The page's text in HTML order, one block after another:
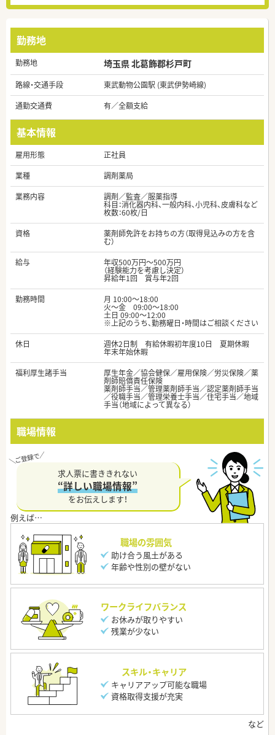
勤務地
勤務地 埼玉県 北葛飾郡杉戸町
路線・交通手段
東武動物公園駅 (東武伊勢崎線)
通勤交通費
有／全額支給
基本情報
雇用形態
正社員
業種
調剤薬局
業務内容
調剤／監査／服薬指導
科目：消化器内科、一般内科、小児科、皮膚科など
枚数：60枚/日
資格
薬剤師免許をお持ちの方（取得見込みの方を含
む）
給与
年収500万円～500万円
（経験能力を考慮し決定）
昇給年1回 賞与年2回
勤務時間
月 10:00～18:00
火～金 09:00～18:00
土日 09:00～12:00
※上記のうち、勤務曜日・時間はご相談ください
休日
週休2日制 有給休暇初年度10日 夏期休暇
年末年始休暇
福利厚生諸手当
厚生年金／協会健保／雇用保険／労災保険／薬
剤師賠償責任保険
薬剤師手当／管理薬剤師手当／認定薬剤師手当
／役職手当／管理栄養士手当／住宅手当／地域
手当（地域によって異なる）
職場情報
求人票に書ききれない
“詳しい職場情報”
をお伝えします！
職場の雰囲気
助け合う風土がある
年齢や性別の壁がない
ワークライフバランス
お休みが取りやすい
残業が少ない
スキル・キャリア
キャリアアップ可能な職場
資格取得支援が充実